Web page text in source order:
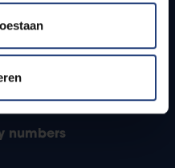
schools
numbers